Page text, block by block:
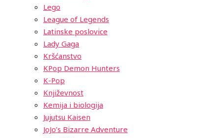
Lego
League of Legends
Latinske poslovice
Lady Gaga
Kršćanstvo
KPop Demon Hunters
K-Pop
Književnost
Kemija i biologija
Jujutsu Kaisen
JoJo’s Bizarre Adventure